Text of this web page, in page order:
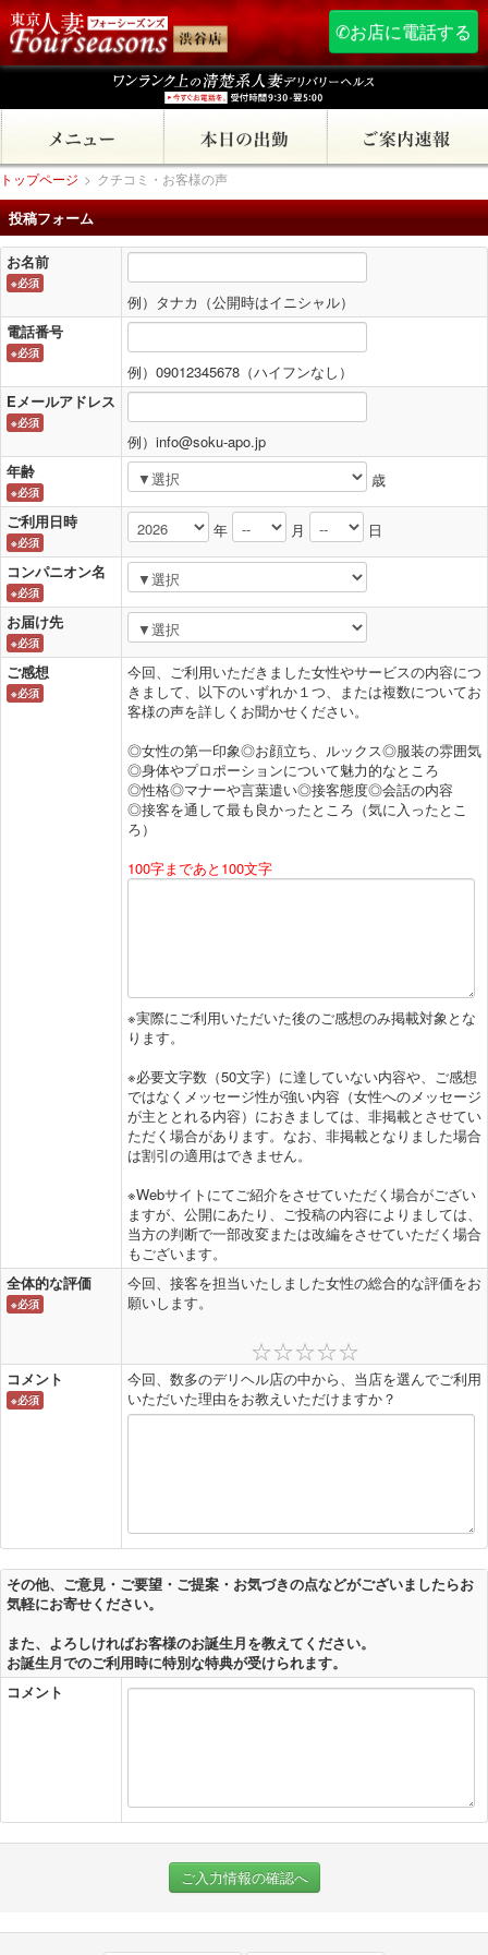
✆お店に電話する
トップページ > クチコミ・お客様の声
投稿フォーム
お名前
※必須
例）タナカ（公開時はイニシャル）
電話番号
※必須
例）09012345678（ハイフンなし）
Eメールアドレス
※必須
例）info@soku-apo.jp
年齢
※必須
歳
ご利用日時
※必須
年 月 日
コンパニオン名
※必須
お届け先
※必須
ご感想
※必須
今回、ご利用いただきました女性やサービスの内容につ
きまして、以下のいずれか１つ、または複数についてお
客様の声を詳しくお聞かせください。
◎女性の第一印象◎お顔立ち、ルックス◎服装の雰囲気
◎身体やプロポーションについて魅力的なところ
◎性格◎マナーや言葉遣い◎接客態度◎会話の内容
◎接客を通して最も良かったところ（気に入ったとこ
ろ）
100字まであと100文字
※実際にご利用いただいた後のご感想のみ掲載対象とな
ります。
※必要文字数（50文字）に達していない内容や、ご感想
ではなくメッセージ性が強い内容（女性へのメッセージ
が主ととれる内容）におきましては、非掲載とさせてい
ただく場合があります。なお、非掲載となりました場合
は割引の適用はできません。
※Webサイトにてご紹介をさせていただく場合がござい
ますが、公開にあたり、ご投稿の内容によりましては、
当方の判断で一部改変または改編をさせていただく場合
もございます。
全体的な評価
※必須
今回、接客を担当いたしました女性の総合的な評価をお
願いします。
コメント
※必須
今回、数多のデリヘル店の中から、当店を選んでご利用
いただいた理由をお教えいただけますか？
その他、ご意見・ご要望・ご提案・お気づきの点などがございましたらお
気軽にお寄せください。
また、よろしければお客様のお誕生月を教えてください。
お誕生月でのご利用時に特別な特典が受けられます。
コメント
ご入力情報の確認へ